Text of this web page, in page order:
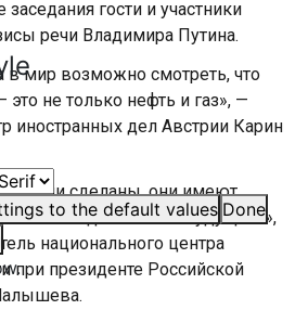
to the default values Done
заседания гости и участники
речи Владимира Путина.
в мир возможно смотреть, что
не только нефть и газ», —
иностранных дел Австрии Карин
были сделаны, они имеют
для нашего будущего»,
национального центра
при президенте Российской